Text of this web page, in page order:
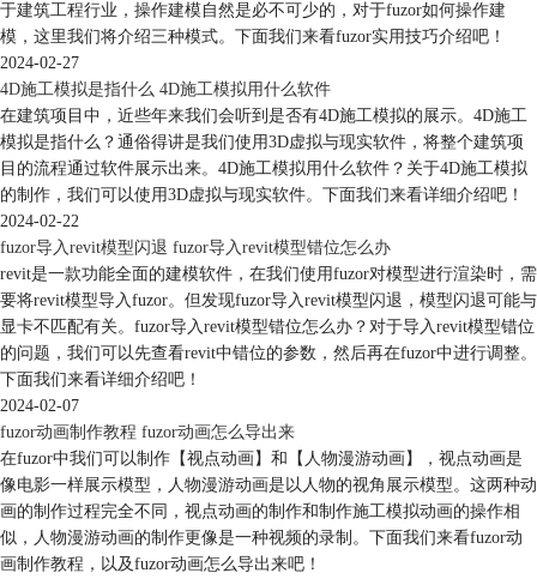
于建筑工程行业，操作建模自然是必不可少的，对于fuzor如何操作建
模，这里我们将介绍三种模式。下面我们来看fuzor实用技巧介绍吧！
2024-02-27
4D施工模拟是指什么 4D施工模拟用什么软件
在建筑项目中，近些年来我们会听到是否有4D施工模拟的展示。4D施工
模拟是指什么？通俗得讲是我们使用3D虚拟与现实软件，将整个建筑项
目的流程通过软件展示出来。4D施工模拟用什么软件？关于4D施工模拟
的制作，我们可以使用3D虚拟与现实软件。下面我们来看详细介绍吧！
2024-02-22
fuzor导入revit模型闪退 fuzor导入revit模型错位怎么办
revit是一款功能全面的建模软件，在我们使用fuzor对模型进行渲染时，需
要将revit模型导入fuzor。但发现fuzor导入revit模型闪退，模型闪退可能与
显卡不匹配有关。fuzor导入revit模型错位怎么办？对于导入revit模型错位
的问题，我们可以先查看revit中错位的参数，然后再在fuzor中进行调整。
下面我们来看详细介绍吧！
2024-02-07
fuzor动画制作教程 fuzor动画怎么导出来
在fuzor中我们可以制作【视点动画】和【人物漫游动画】，视点动画是
像电影一样展示模型，人物漫游动画是以人物的视角展示模型。这两种动
画的制作过程完全不同，视点动画的制作和制作施工模拟动画的操作相
似，人物漫游动画的制作更像是一种视频的录制。下面我们来看fuzor动
画制作教程，以及fuzor动画怎么导出来吧！